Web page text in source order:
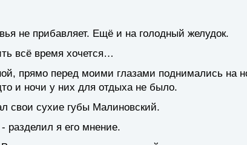
не прибавляет. Ещё и на голодный желудок.
всё время хочется…
прямо перед моими глазами поднимались на
и ночи у них для отдыха не было.
свои сухие губы Малиновский.
я его мнение.